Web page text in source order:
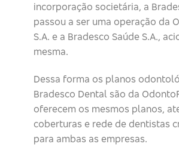
incorporação societária, a
passou a ser uma operação da
S.A. e a Bradesco Saúde S.A.,
mesma.
Dessa forma os planos
Bradesco Dental são da
oferecem os mesmos planos,
coberturas e rede de dentistas
para ambas as empresas.